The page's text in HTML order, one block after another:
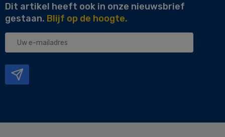
Dit artikel heeft ook in onze nieuwsbrief
gestaan. Blijf op de hoogte.
Uw